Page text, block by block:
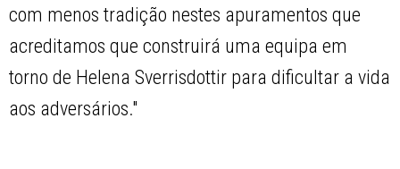
com menos tradição nestes apuramentos que
acreditamos que construirá uma equipa em
torno de Helena Sverrisdottir para dificultar a vida
aos adversários."